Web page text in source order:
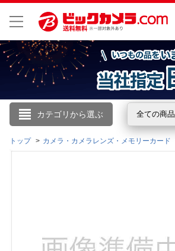
カテゴリから選ぶ 全ての商品
こんにちは
ログイン
トップ カメラ・カメラレンズ・メモリーカード